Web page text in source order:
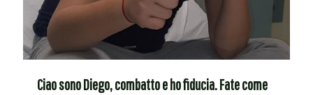
Ciao sono Diego, combatto e ho fiducia. Fate come